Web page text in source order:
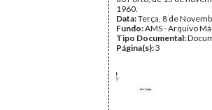
1960.
Data:Terça, 8 de
Fundo:AMS - Arquivo
Tipo Documental:
Página(s):3